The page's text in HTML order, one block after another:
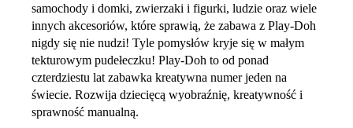
samochody i domki, zwierzaki i figurki, ludzie oraz wiele
innych akcesoriów, które sprawią, że zabawa z Play-Doh
nigdy się nie nudzi! Tyle pomysłów kryje się w małym
tekturowym pudełeczku! Play-Doh to od ponad
czterdziestu lat zabawka kreatywna numer jeden na
świecie. Rozwija dziecięcą wyobraźnię, kreatywność i
sprawność manualną.